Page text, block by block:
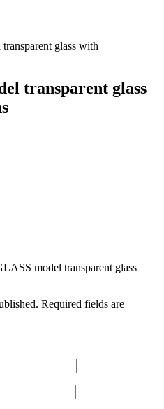
transparent glass
model transparent glass
Required fields are